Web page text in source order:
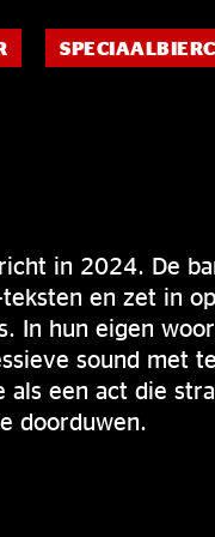
in 2024. De
en zet in
In hun eigen
sound met
als een act die
doorduwen.